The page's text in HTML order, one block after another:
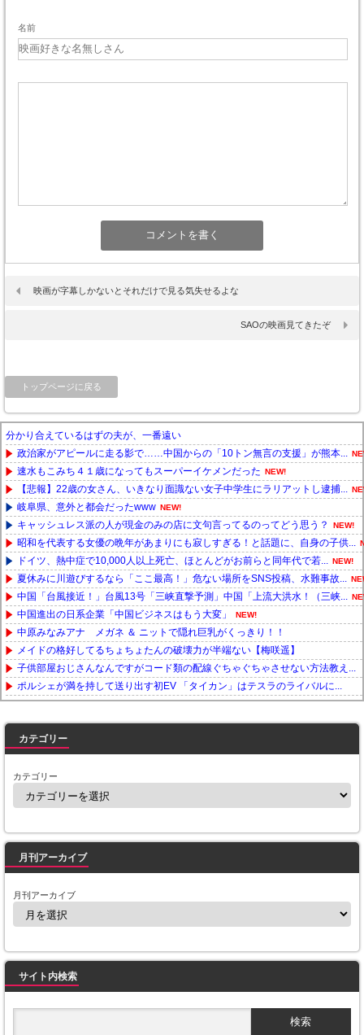
名前
映画が字幕しかないとそれだけで見る気失せるよな
SAOの映画見てきたぞ
トップページに戻る
分かり合えているはずの夫が、一番遠い
政治家がアピールに走る影で……中国からの「10トン無言の支援」が熊本...
速水もこみち４１歳になってもスーパーイケメンだった NEW!
【悲報】22歳の女さん、いきなり面識ない女子中学生にラリアットし逮捕...
岐阜県、意外と都会だったwww NEW!
キャッシュレス派の人が現金のみの店に文句言ってるのってどう思う？ NEW!
昭和を代表する女優の晩年があまりにも寂しすぎる！と話題に、自身の子供...
ドイツ、熱中症で10,000人以上死亡、ほとんどがお前らと同年代で若... NEW!
夏休みに川遊びするなら「ここ最高！」危ない場所をSNS投稿、水難事故...
中国「台風接近！」台風13号「三峡直撃予測」中国「上流大洪水！（三峡...
中国進出の日系企業「中国ビジネスはもう大変」 NEW!
中原みなみアナ メガネ ＆ ニットで隠れ巨乳がくっきり！！
メイドの格好してるちょちょたんの破壊力が半端ない【梅咲遥】
子供部屋おじさんなんですがコード類の配線ぐちゃぐちゃさせない方法教え...
ポルシェが満を持して送り出す初EV 「タイカン」はテスラのライバルに...
カテゴリー
カテゴリー
月刊アーカイブ
月刊アーカイブ
サイト内検索